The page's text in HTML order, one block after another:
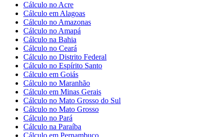
Cálculo no Acre
Cálculo em Alagoas
Cálculo no Amazonas
Cálculo no Amapá
Cálculo na Bahia
Cálculo no Ceará
Cálculo no Distrito Federal
Cálculo no Espírito Santo
Cálculo em Goiás
Cálculo no Maranhão
Cálculo em Minas Gerais
Cálculo no Mato Grosso do Sul
Cálculo no Mato Grosso
Cálculo no Pará
Cálculo na Paraíba
Cálculo em Pernambuco